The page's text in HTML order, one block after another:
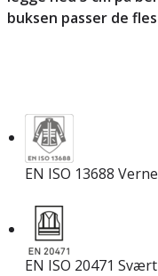
buksen passer de
EN ISO 13688
EN ISO 20471